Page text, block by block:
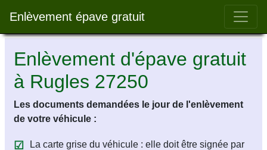
Enlèvement épave gratuit Bar
Enlèvement d'épave gratuit
à Rugles 27250
Les documents demandées le jour de l'enlèvement
de votre véhicule :
La carte grise du véhicule : elle doit être signée par